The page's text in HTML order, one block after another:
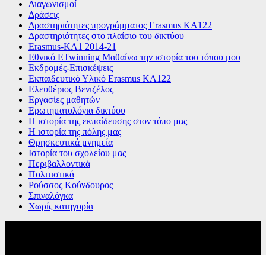
Διαγωνισμοί
Δράσεις
Δραστηριότητες προγράμματος Erasmus KA122
Δραστηριότητες στο πλαίσιο του δικτύου
Εrasmus-ΚΑ1 2014-21
Εθνικό ETwinning Μαθαίνω την ιστορία του τόπου μου
Εκδρομές-Επισκέψεις
Εκπαιδευτικό Υλικό Erasmus ΚΑ122
Ελευθέριος Βενιζέλος
Εργασίες μαθητών
Ερωτηματολόγια δικτύου
Η ιστορία της εκπαίδευσης στον τόπο μας
Η ιστορία της πόλης μας
Θρησκευτικά μνημεία
Ιστορία του σχολείου μας
Περιβαλλοντικά
Πολιτιστικά
Ρούσσος Κούνδουρος
Σπιναλόγκα
Χωρίς κατηγορία